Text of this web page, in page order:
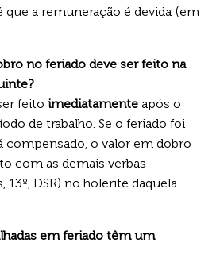
que a remuneração é devida (em
no feriado deve ser feito na
feito imediatamente após o
de trabalho. Se o feriado foi
compensado, o valor em dobro
com as demais verbas
DSR) no holerite daquela
em feriado têm um